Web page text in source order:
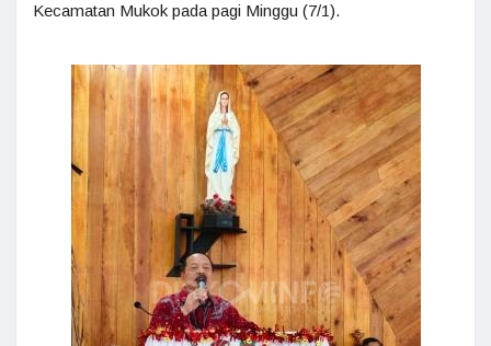
Kecamatan Mukok pada pagi Minggu (7/1).